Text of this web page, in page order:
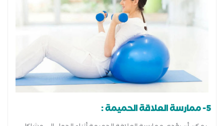
5- ممارسة العلاقة الحميمة :